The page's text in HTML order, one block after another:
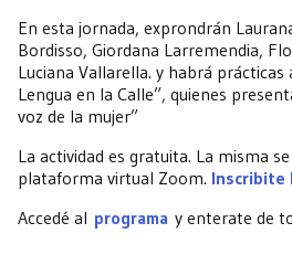
En esta jornada, exprondrán
Bordisso, Giordana Larremendia,
Luciana Vallarella. y habrá prácticas
Lengua en la Calle”, quienes
voz de la mujer”
La actividad es gratuita. La misma
plataforma virtual Zoom. Inscribite
Accedé al programa y enterate de